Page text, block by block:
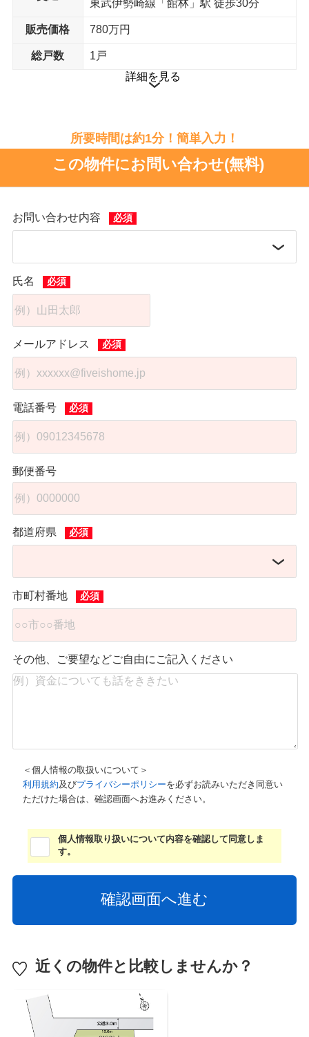
東武伊勢崎線「館林」駅 徒歩30分
販売価格 780万円
総戸数
1戸
詳細を見る
所要時間は約1分！簡単入力！
この物件にお問い合わせ(無料)
お問い合わせ内容
氏名
メールアドレス
電話番号
郵便番号
都道府県
市町村番地
その他、ご要望などご自由にご記入ください
＜個人情報の取扱いについて＞
利用規約及びプライバシーポリシーを必ずお読みいただき同意い
ただけた場合は、確認画面へお進みください。
個人情報取り扱いについて内容を確認して同意しま
す。
近くの物件と比較しませんか？